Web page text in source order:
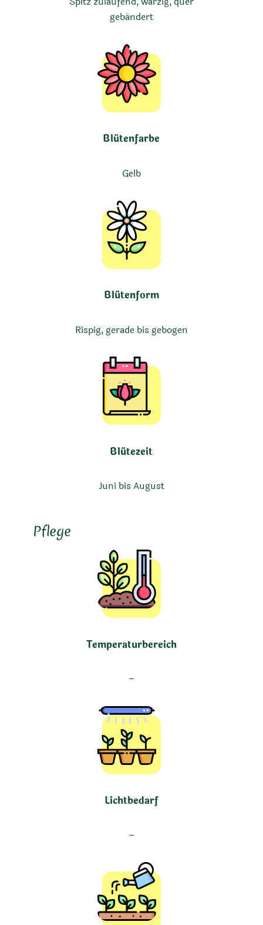
gebändert
Blütenfarbe
Gelb
Blütenform
Rispig, gerade bis gebogen
Blütezeit
Juni bis August
Pflege
Temperaturbereich
–
Lichtbedarf
–